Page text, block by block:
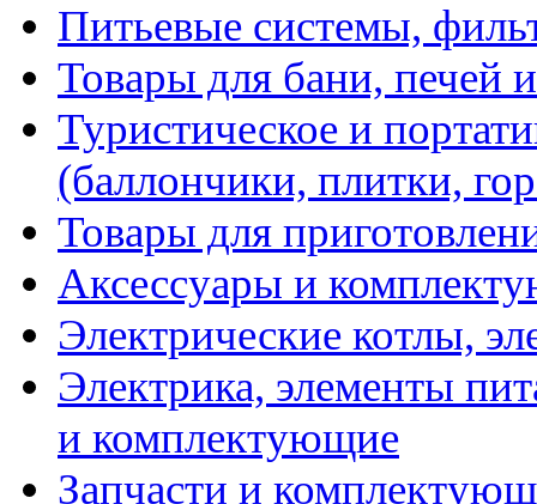
Питьевые системы,
Товары для бани, печей
Туристическое и
(баллончики, плитки,
Товары для
Аксессуары и
Электрические котлы,
Электрика, элементы
и комплектующие
Запчасти и